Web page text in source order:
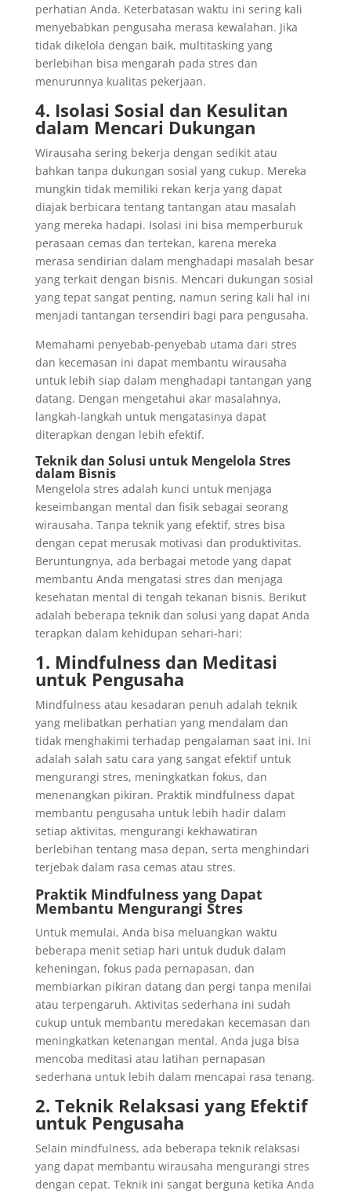
perhatian Anda. Keterbatasan waktu ini sering kali
menyebabkan pengusaha merasa kewalahan. Jika
tidak dikelola dengan baik, multitasking yang
berlebihan bisa mengarah pada stres dan
menurunnya kualitas pekerjaan.
4. Isolasi Sosial dan Kesulitan
dalam Mencari Dukungan
Wirausaha sering bekerja dengan sedikit atau
bahkan tanpa dukungan sosial yang cukup. Mereka
mungkin tidak memiliki rekan kerja yang dapat
diajak berbicara tentang tantangan atau masalah
yang mereka hadapi. Isolasi ini bisa memperburuk
perasaan cemas dan tertekan, karena mereka
merasa sendirian dalam menghadapi masalah besar
yang terkait dengan bisnis. Mencari dukungan sosial
yang tepat sangat penting, namun sering kali hal ini
menjadi tantangan tersendiri bagi para pengusaha.
Memahami penyebab-penyebab utama dari stres
dan kecemasan ini dapat membantu wirausaha
untuk lebih siap dalam menghadapi tantangan yang
datang. Dengan mengetahui akar masalahnya,
langkah-langkah untuk mengatasinya dapat
diterapkan dengan lebih efektif.
Teknik dan Solusi untuk Mengelola Stres
dalam Bisnis
Mengelola stres adalah kunci untuk menjaga
keseimbangan mental dan fisik sebagai seorang
wirausaha. Tanpa teknik yang efektif, stres bisa
dengan cepat merusak motivasi dan produktivitas.
Beruntungnya, ada berbagai metode yang dapat
membantu Anda mengatasi stres dan menjaga
kesehatan mental di tengah tekanan bisnis. Berikut
adalah beberapa teknik dan solusi yang dapat Anda
terapkan dalam kehidupan sehari-hari:
1. Mindfulness dan Meditasi
untuk Pengusaha
Mindfulness atau kesadaran penuh adalah teknik
yang melibatkan perhatian yang mendalam dan
tidak menghakimi terhadap pengalaman saat ini. Ini
adalah salah satu cara yang sangat efektif untuk
mengurangi stres, meningkatkan fokus, dan
menenangkan pikiran. Praktik mindfulness dapat
membantu pengusaha untuk lebih hadir dalam
setiap aktivitas, mengurangi kekhawatiran
berlebihan tentang masa depan, serta menghindari
terjebak dalam rasa cemas atau stres.
Praktik Mindfulness yang Dapat
Membantu Mengurangi Stres
Untuk memulai, Anda bisa meluangkan waktu
beberapa menit setiap hari untuk duduk dalam
keheningan, fokus pada pernapasan, dan
membiarkan pikiran datang dan pergi tanpa menilai
atau terpengaruh. Aktivitas sederhana ini sudah
cukup untuk membantu meredakan kecemasan dan
meningkatkan ketenangan mental. Anda juga bisa
mencoba meditasi atau latihan pernapasan
sederhana untuk lebih dalam mencapai rasa tenang.
2. Teknik Relaksasi yang Efektif
untuk Pengusaha
Selain mindfulness, ada beberapa teknik relaksasi
yang dapat membantu wirausaha mengurangi stres
dengan cepat. Teknik ini sangat berguna ketika Anda